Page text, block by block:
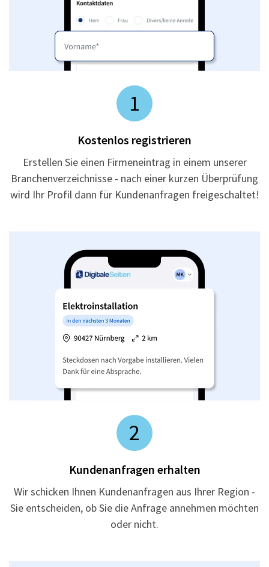
1
Kostenlos registrieren
Erstellen Sie einen Firmeneintrag in einem unserer
Branchenverzeichnisse - nach einer kurzen Überprüfung
wird Ihr Profil dann für Kundenanfragen freigeschaltet!
2
Kundenanfragen erhalten
Wir schicken Ihnen Kundenanfragen aus Ihrer Region -
Sie entscheiden, ob Sie die Anfrage annehmen möchten
oder nicht.